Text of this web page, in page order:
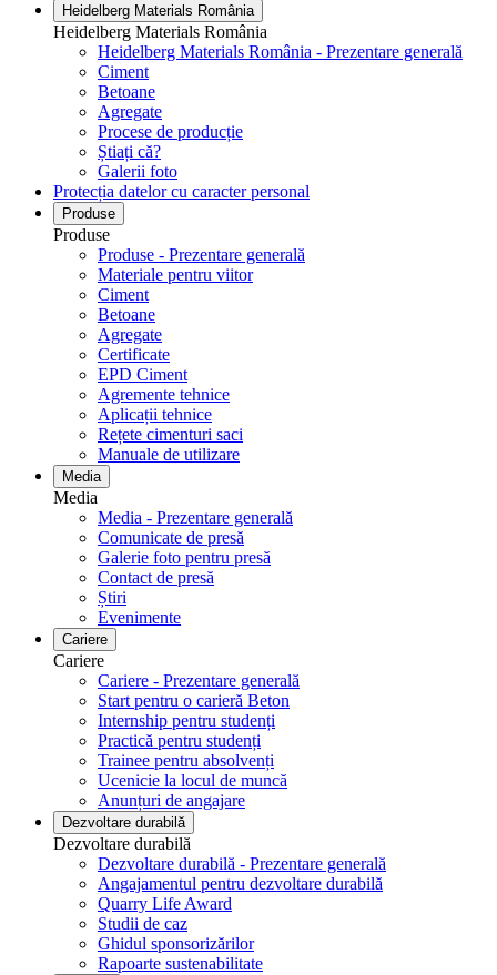
Heidelberg Materials România
Heidelberg Materials România
Heidelberg Materials România - Prezentare generală
Ciment
Betoane
Agregate
Procese de producție
Știați că?
Galerii foto
Protecția datelor cu caracter personal
Produse
Produse
Produse - Prezentare generală
Materiale pentru viitor
Ciment
Betoane
Agregate
Certificate
EPD Ciment
Agremente tehnice
Aplicații tehnice
Rețete cimenturi saci
Manuale de utilizare
Media
Media
Media - Prezentare generală
Comunicate de presă
Galerie foto pentru ​​​​​​​presă
Contact de presă
Știri
Evenimente
Cariere
Cariere
Cariere - Prezentare generală
Start pentru o carieră Beton
Internship pentru studenți
Practică pentru studenți
Trainee pentru absolvenți
Ucenicie la locul de muncă
Anunțuri de angajare
Dezvoltare durabilă
Dezvoltare durabilă
Dezvoltare durabilă - Prezentare generală
Angajamentul pentru dezvoltare durabilă
Quarry Life Award
Studii de caz
Ghidul sponsorizărilor
Rapoarte sustenabilitate